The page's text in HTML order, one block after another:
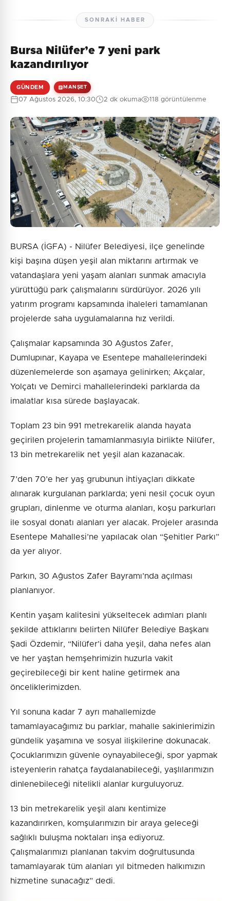
SONRAKI HABER
Bursa Nilüfer’e 7 yeni park
kazandırılıyor
GÜNDEM MANŞET
07 Ağustos 2026, 10:30 2 dk okuma 118 görüntülenme
BURSA (İGFA) - Nilüfer Belediyesi, ilçe genelinde
kişi başına düşen yeşil alan miktarını artırmak ve
vatandaşlara yeni yaşam alanları sunmak amacıyla
yürüttüğü park çalışmalarını sürdürüyor. 2026 yılı
yatırım programı kapsamında ihaleleri tamamlanan
projelerde saha uygulamalarına hız verildi.
Çalışmalar kapsamında 30 Ağustos Zafer,
Dumlupınar, Kayapa ve Esentepe mahallelerindeki
düzenlemelerde son aşamaya gelinirken; Akçalar,
Yolçatı ve Demirci mahallelerindeki parklarda da
imalatlar kısa sürede başlayacak.
Toplam 23 bin 991 metrekarelik alanda hayata
geçirilen projelerin tamamlanmasıyla birlikte Nilüfer,
13 bin metrekarelik net yeşil alan kazanacak.
7’den 70’e her yaş grubunun ihtiyaçları dikkate
alınarak kurgulanan parklarda; yeni nesil çocuk oyun
grupları, dinlenme ve oturma alanları, koşu parkurları
ile sosyal donatı alanları yer alacak. Projeler arasında
Esentepe Mahallesi’ne yapılacak olan “Şehitler Parkı”
da yer alıyor.
Parkın, 30 Ağustos Zafer Bayramı’nda açılması
planlanıyor.
Kentin yaşam kalitesini yükseltecek adımları planlı
şekilde attıklarını belirten Nilüfer Belediye Başkanı
Şadi Özdemir, “Nilüfer’i daha yeşil, daha nefes alan
ve her yaştan hemşehrimizin huzurla vakit
geçirebileceği bir kent haline getirmek ana
önceliklerimizden.
Yıl sonuna kadar 7 ayrı mahallemizde
tamamlayacağımız bu parklar, mahalle sakinlerimizin
gündelik yaşamına ve sosyal ilişkilerine dokunacak.
Çocuklarımızın güvenle oynayabileceği, spor yapmak
isteyenlerin rahatça faydalanabileceği, yaşlılarımızın
dinlenebileceği nitelikli alanlar kurguluyoruz.
13 bin metrekarelik yeşil alanı kentimize
kazandırırken, komşularımızın bir araya geleceği
sağlıklı buluşma noktaları inşa ediyoruz.
Çalışmalarımızı planlanan takvim doğrultusunda
tamamlayarak tüm alanları yıl bitmeden halkımızın
hizmetine sunacağız” dedi.